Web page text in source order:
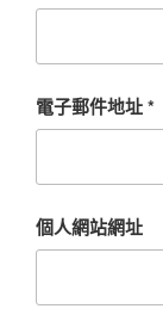
電子郵件地址*
個人網站網址